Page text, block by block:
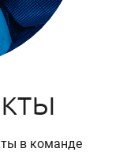
в команде